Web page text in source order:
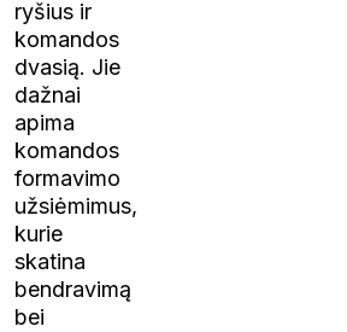
ryšius ir
komandos
dvasią. Jie
dažnai
apima
komandos
formavimo
užsiėmimus,
kurie
skatina
bendravimą
bei